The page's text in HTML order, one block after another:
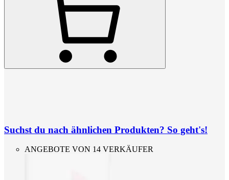
Suchst du nach ähnlichen Produkten? So geht's!
ANGEBOTE VON 14 VERKÄUFER